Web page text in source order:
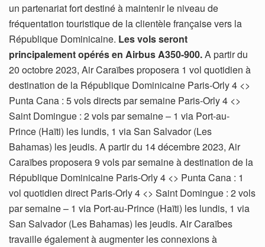
un partenariat fort destiné à maintenir le niveau de
fréquentation touristique de la clientèle française vers la
République Dominicaine. Les vols seront
principalement opérés en Airbus A350-900.A partir du
20 octobre 2023, Air Caraïbes proposera 1 vol quotidien à
destination de la République Dominicaine Paris-Orly 4 <>
Punta Cana : 5 vols directs par semaine Paris-Orly 4 <>
Saint Domingue : 2 vols par semaine – 1 via Port-au-
Prince (Haïti) les lundis, 1 via San Salvador (Les
Bahamas) les jeudis. A partir du 14 décembre 2023, Air
Caraïbes proposera 9 vols par semaine à destination de la
République Dominicaine Paris-Orly 4 <> Punta Cana : 1
vol quotidien direct Paris-Orly 4 <> Saint Domingue : 2 vols
par semaine – 1 via Port-au-Prince (Haïti) les lundis, 1 via
San Salvador (Les Bahamas) les jeudis. Air Caraïbes
travaille également à augmenter les connexions à